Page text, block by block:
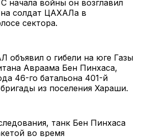
начала войны он возглавил
на солдат ЦАХАЛа в
сектора.
объявил о гибели на юге Газы
Авраама Бен Пинхаса,
46-го батальона 401-й
из поселения Хараши.
танк Бен Пинхаса
во время